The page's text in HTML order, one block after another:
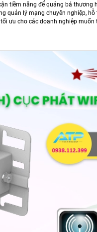
tiềm năng để quảng bá thương
quản lý mạng chuyên nghiệp,
ưu cho các doanh nghiệp